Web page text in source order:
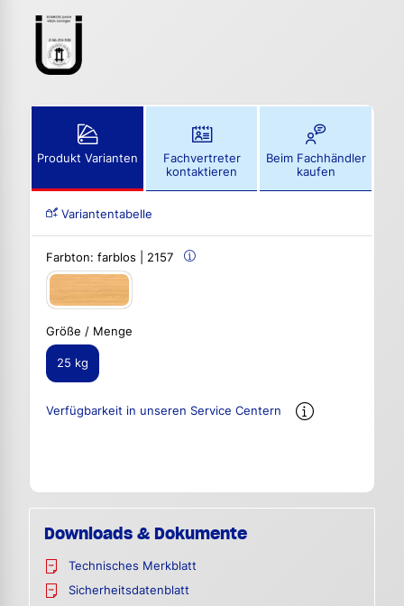
Produkt Varianten
Fachvertreter
kontaktieren
Beim Fachhändler
kaufen
Variantentabelle
Farbton: farblos | 2157
Größe / Menge
25 kg
Verfügbarkeit in unseren Service Centern
Downloads & Dokumente
Technisches Merkblatt
Sicherheitsdatenblatt